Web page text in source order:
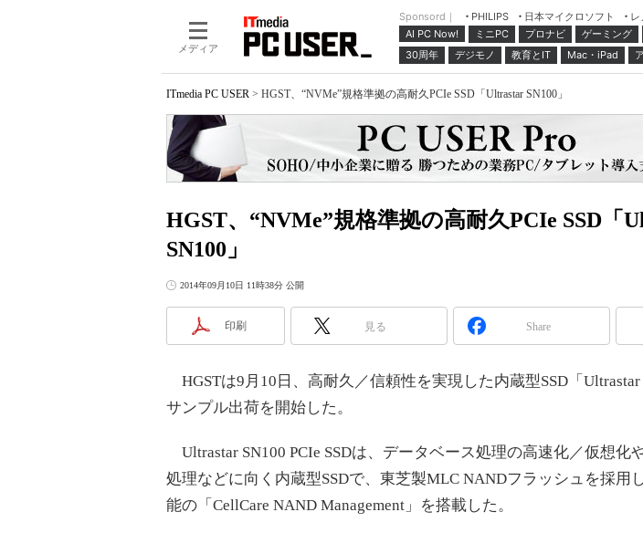
メディア
Sponsord｜ PHILIPS 日本マイクロソフト
レ
AI PC Now!
ミニPC プロナビ ゲーミング
30周年
デジモノ 教育とIT Mac・iPad
ITmedia PC USER > HGST、“NVMe”規格準拠の高耐久PCIe SSD「Ultrastar SN100」
HGST、“NVMe”規格準拠の高耐久PCIe SSD「
SN100」
2014年09月10日 11時38分 公開
印刷 見る Share
HGSTは9月10日、高耐久／信頼性を実現した内蔵型SSD「Ultrastar
サンプル出荷を開始した。
Ultrastar SN100 PCIe SSDは、データベース処理の高速化／仮想化
処理などに向く内蔵型SSDで、東芝製MLC NANDフラッシュを採用
能の「CellCare NAND Management」を搭載した。